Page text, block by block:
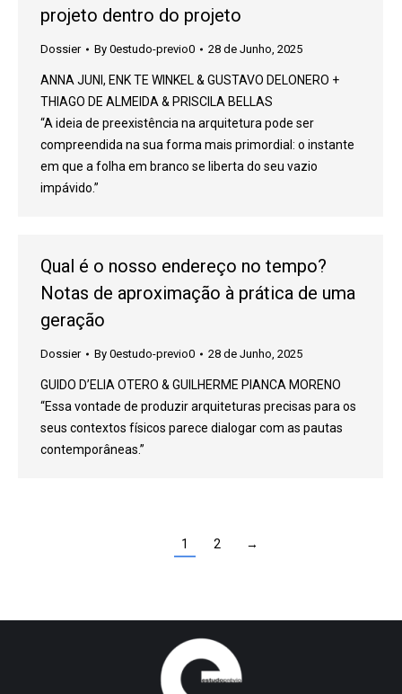
projeto dentro do projeto
Dossier By 0estudo-previo0 28 de Junho, 2025
ANNA JUNI, ENK TE WINKEL & GUSTAVO DELONERO +
THIAGO DE ALMEIDA & PRISCILA BELLAS
“A ideia de preexistência na arquitetura pode ser
compreendida na sua forma mais primordial: o instante
em que a folha em branco se liberta do seu vazio
impávido.”
Qual é o nosso endereço no tempo?
Notas de aproximação à prática de uma
geração
Dossier By 0estudo-previo0 28 de Junho, 2025
GUIDO D’ELIA OTERO & GUILHERME PIANCA MORENO
“Essa vontade de produzir arquiteturas precisas para os
seus contextos físicos parece dialogar com as pautas
contemporâneas.”
1 2 →